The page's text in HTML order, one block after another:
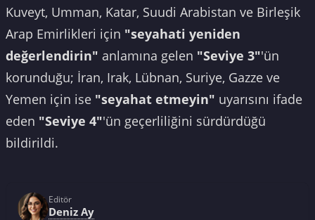
Kuveyt, Umman, Katar, Suudi Arabistan ve Birleşik
Arap Emirlikleri için "seyahati yeniden
değerlendirin" anlamına gelen "Seviye 3"'ün
korunduğu; İran, Irak, Lübnan, Suriye, Gazze ve
Yemen için ise "seyahat etmeyin" uyarısını ifade
eden "Seviye 4"'ün geçerliliğini sürdürdüğü
bildirildi.
Editör
Deniz Ay